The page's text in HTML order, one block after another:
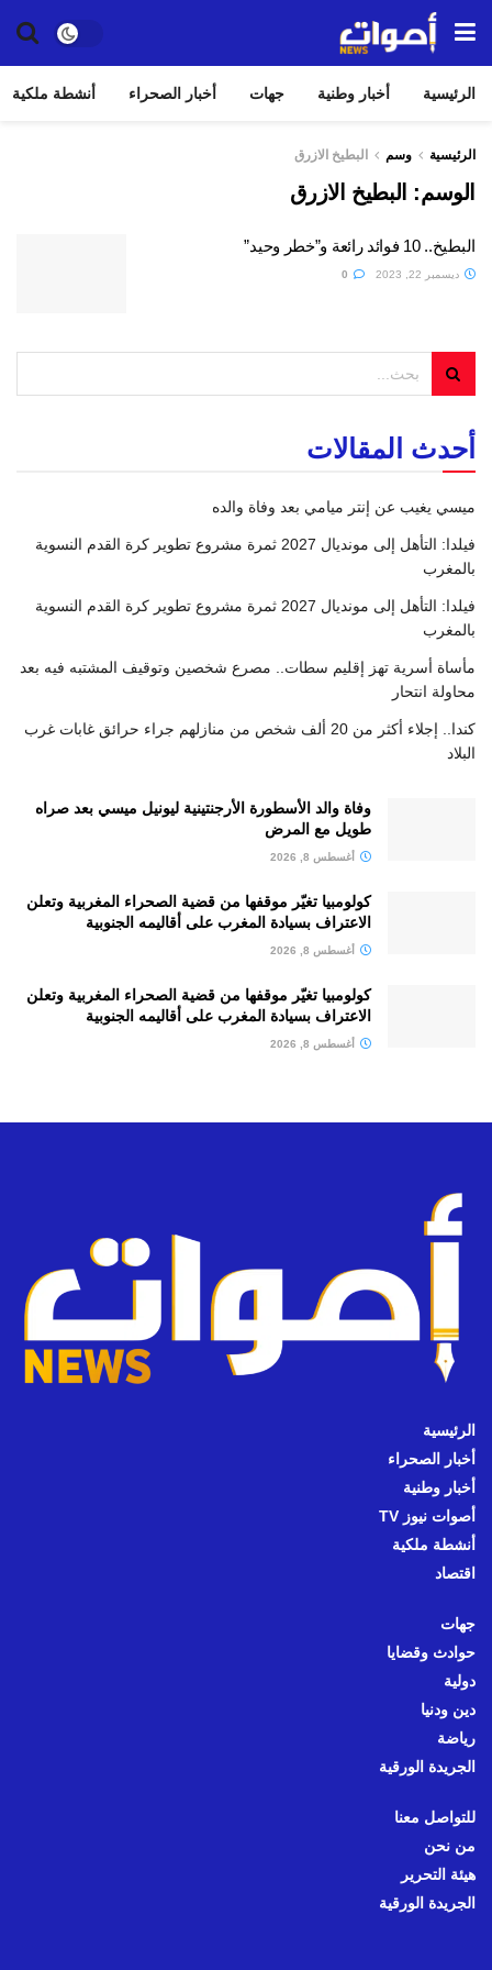
الرئيسية أخبار وطنية جهات أخبار الصحراء أنشطة ملكية
الرئيسية وسم البطيخ الازرق
الوسم: البطيخ الازرق
البطيخ.. 10 فوائد رائعة و”خطر وحيد”
ديسمبر 22, 2023
أحدث المقالات
ميسي يغيب عن إنتر ميامي بعد وفاة والده
فيلدا: التأهل إلى مونديال 2027 ثمرة مشروع تطوير كرة القدم النسوية
بالمغرب
فيلدا: التأهل إلى مونديال 2027 ثمرة مشروع تطوير كرة القدم النسوية
بالمغرب
مأساة أسرية تهز إقليم سطات.. مصرع شخصين وتوقيف المشتبه فيه بعد
محاولة انتحار
كندا.. إجلاء أكثر من 20 ألف شخص من منازلهم جراء حرائق غابات غرب
البلاد
وفاة والد الأسطورة الأرجنتينية ليونيل ميسي بعد صراه
طويل مع المرض
أغسطس 8, 2026
كولومبيا تغيّر موقفها من قضية الصحراء المغربية وتعلن
الاعتراف بسيادة المغرب على أقاليمه الجنوبية
أغسطس 8, 2026
كولومبيا تغيّر موقفها من قضية الصحراء المغربية وتعلن
الاعتراف بسيادة المغرب على أقاليمه الجنوبية
أغسطس 8, 2026
الرئيسية
أخبار الصحراء
أخبار وطنية
أصوات نيوز TV
أنشطة ملكية
اقتصاد
جهات
حوادث وقضايا
دولية
دين ودنيا
رياضة
الجريدة الورقية
للتواصل معنا
من نحن
هيئة التحرير
الجريدة الورقية